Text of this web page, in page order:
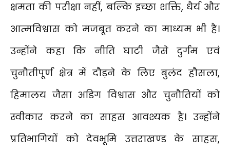
क्षमता की परीक्षा नहीं, बल्कि इच्छा शक्ति, धैर्य और
आत्मविश्वास को मजबूत करने का माध्यम भी है।
उन्होंने कहा कि नीति घाटी जैसे दुर्गम एवं
चुनौतीपूर्ण क्षेत्र में दौड़ने के लिए बुलंद हौसला,
हिमालय जैसा अडिग विश्वास और चुनौतियों को
स्वीकार करने का साहस आवश्यक है। उन्होंने
प्रतिभागियों को देवभूमि उत्तराखण्ड के साहस,